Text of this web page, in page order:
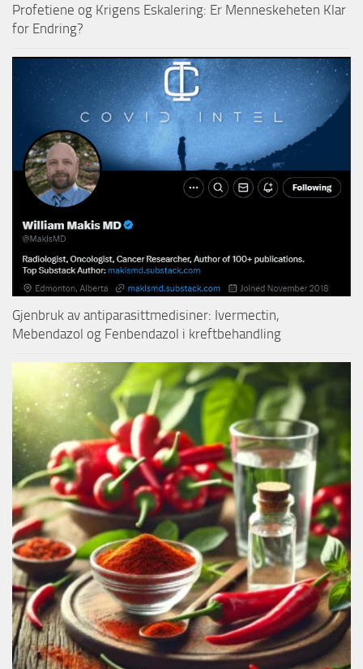
Profetiene og Krigens Eskalering: Er Menneskeheten Klar
for Endring?
Gjenbruk av antiparasittmedisiner: Ivermectin,
Mebendazol og Fenbendazol i kreftbehandling